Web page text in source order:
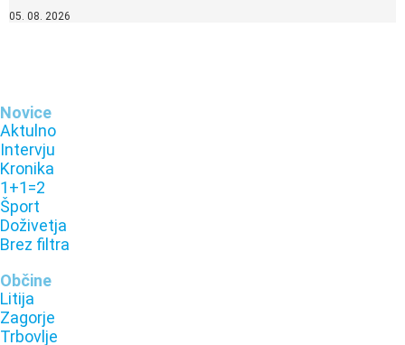
05. 08. 2026
Novice
Aktulno
Intervju
Kronika
1+1=2
Šport
Doživetja
Brez filtra
Občine
Litija
Zagorje
Trbovlje